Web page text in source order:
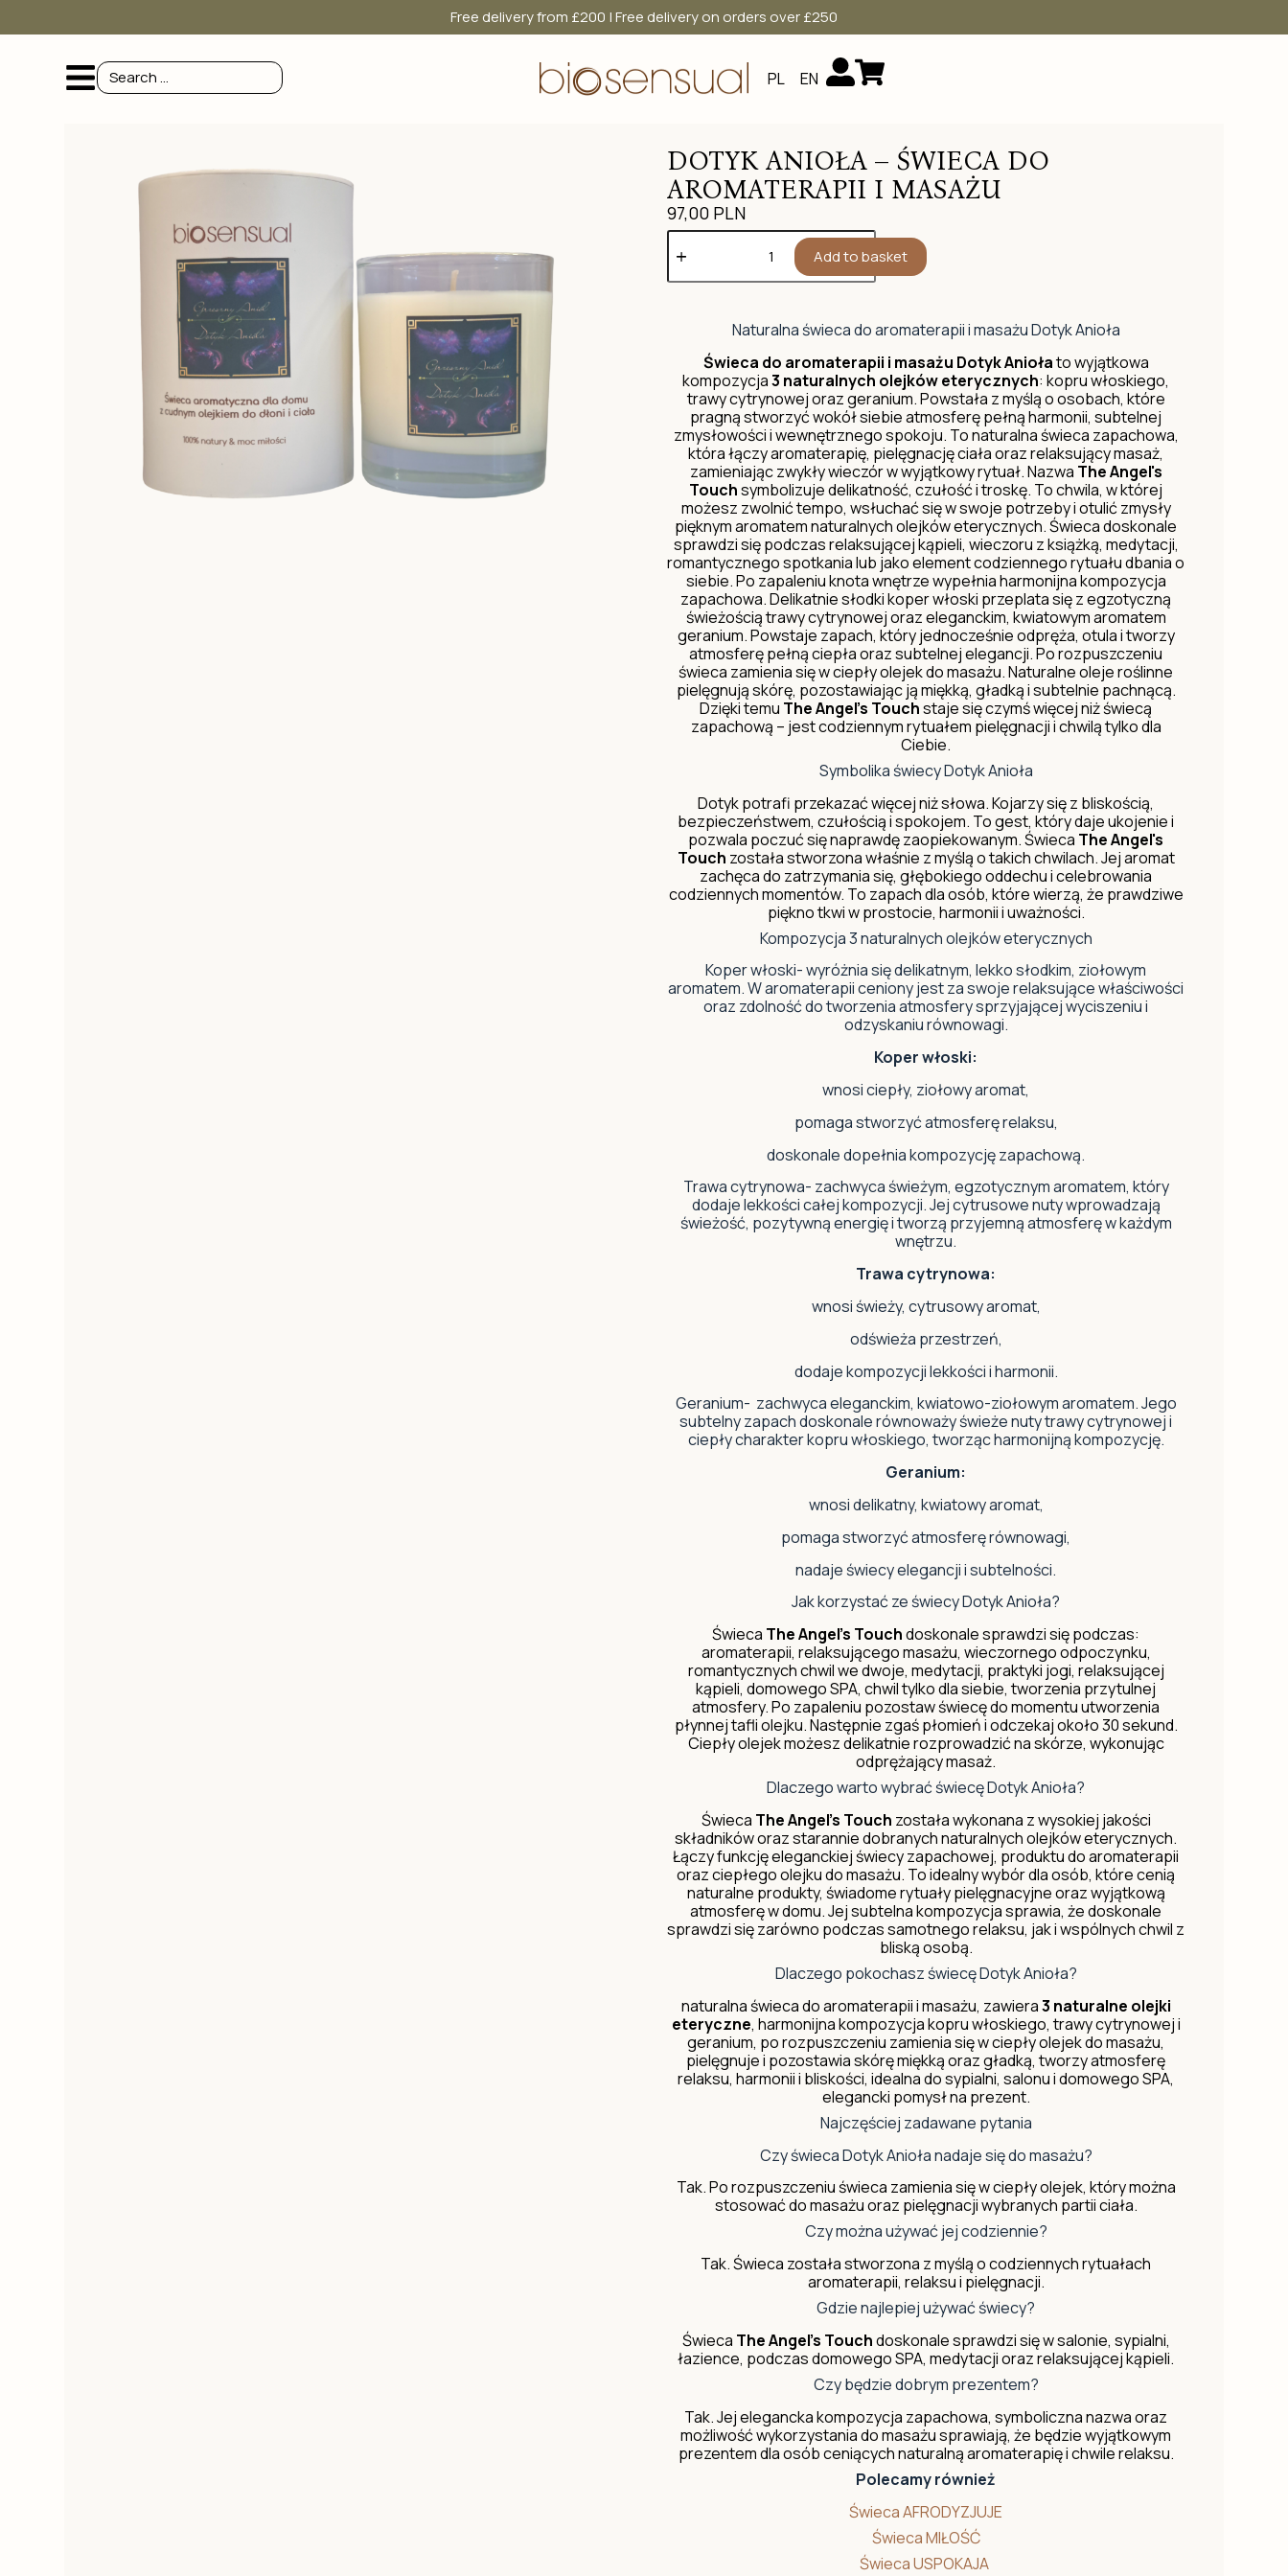
Free delivery from £200 | Free delivery on orders over £250
PL EN
DOTYK ANIOŁA – ŚWIECA DO
AROMATERAPII I MASAŻU
97,00 PLN
Add to basket
Naturalna świeca do aromaterapii i masażu Dotyk Anioła
Świeca do aromaterapii i masażu Dotyk Aniołato wyjątkowa
kompozycja3 naturalnych olejków eterycznych: kopru włoskiego,
trawy cytrynowej oraz geranium. Powstała z myślą o osobach, które
pragną stworzyć wokół siebie atmosferę pełną harmonii, subtelnej
zmysłowości i wewnętrznego spokoju. To naturalna świeca zapachowa,
która łączy aromaterapię, pielęgnację ciała oraz relaksujący masaż,
zamieniając zwykły wieczór w wyjątkowy rytuał. Nazwa The Angel's
Touchsymbolizuje delikatność, czułość i troskę. To chwila, w której
możesz zwolnić tempo, wsłuchać się w swoje potrzeby i otulić zmysły
pięknym aromatem naturalnych olejków eterycznych. Świeca doskonale
sprawdzi się podczas relaksującej kąpieli, wieczoru z książką, medytacji,
romantycznego spotkania lub jako element codziennego rytuału dbania o
siebie. Po zapaleniu knota wnętrze wypełnia harmonijna kompozycja
zapachowa. Delikatnie słodki koper włoski przeplata się z egzotyczną
świeżością trawy cytrynowej oraz eleganckim, kwiatowym aromatem
geranium. Powstaje zapach, który jednocześnie odpręża, otula i tworzy
atmosferę pełną ciepła oraz subtelnej elegancji. Po rozpuszczeniu
świeca zamienia się w ciepły olejek do masażu. Naturalne oleje roślinne
pielęgnują skórę, pozostawiając ją miękką, gładką i subtelnie pachnącą.
Dzięki temu The Angel's Touchstaje się czymś więcej niż świecą
zapachową – jest codziennym rytuałem pielęgnacji i chwilą tylko dla
Ciebie.
Symbolika świecy Dotyk Anioła
Dotyk potrafi przekazać więcej niż słowa. Kojarzy się z bliskością,
bezpieczeństwem, czułością i spokojem. To gest, który daje ukojenie i
pozwala poczuć się naprawdę zaopiekowanym. Świeca The Angel's
Touch została stworzona właśnie z myślą o takich chwilach. Jej aromat
zachęca do zatrzymania się, głębokiego oddechu i celebrowania
codziennych momentów. To zapach dla osób, które wierzą, że prawdziwe
piękno tkwi w prostocie, harmonii i uważności.
Kompozycja 3 naturalnych olejków eterycznych
Koper włoski- wyróżnia się delikatnym, lekko słodkim, ziołowym
aromatem. W aromaterapii ceniony jest za swoje relaksujące właściwości
oraz zdolność do tworzenia atmosfery sprzyjającej wyciszeniu i
odzyskaniu równowagi.
Koper włoski:
wnosi ciepły, ziołowy aromat,
pomaga stworzyć atmosferę relaksu,
doskonale dopełnia kompozycję zapachową.
Trawa cytrynowa- zachwyca świeżym, egzotycznym aromatem, który
dodaje lekkości całej kompozycji. Jej cytrusowe nuty wprowadzają
świeżość, pozytywną energię i tworzą przyjemną atmosferę w każdym
wnętrzu.
Trawa cytrynowa:
wnosi świeży, cytrusowy aromat,
odświeża przestrzeń,
dodaje kompozycji lekkości i harmonii.
Geranium- zachwyca eleganckim, kwiatowo-ziołowym aromatem. Jego
subtelny zapach doskonale równoważy świeże nuty trawy cytrynowej i
ciepły charakter kopru włoskiego, tworząc harmonijną kompozycję.
Geranium:
wnosi delikatny, kwiatowy aromat,
pomaga stworzyć atmosferę równowagi,
nadaje świecy elegancji i subtelności.
Jak korzystać ze świecy Dotyk Anioła?
Świeca The Angel's Touchdoskonale sprawdzi się podczas:
aromaterapii, relaksującego masażu, wieczornego odpoczynku,
romantycznych chwil we dwoje, medytacji, praktyki jogi, relaksującej
kąpieli, domowego SPA, chwil tylko dla siebie, tworzenia przytulnej
atmosfery. Po zapaleniu pozostaw świecę do momentu utworzenia
płynnej tafli olejku. Następnie zgaś płomień i odczekaj około 30 sekund.
Ciepły olejek możesz delikatnie rozprowadzić na skórze, wykonując
odprężający masaż.
Dlaczego warto wybrać świecę Dotyk Anioła?
Świeca The Angel's Touch została wykonana z wysokiej jakości
składników oraz starannie dobranych naturalnych olejków eterycznych.
Łączy funkcję eleganckiej świecy zapachowej, produktu do aromaterapii
oraz ciepłego olejku do masażu. To idealny wybór dla osób, które cenią
naturalne produkty, świadome rytuały pielęgnacyjne oraz wyjątkową
atmosferę w domu. Jej subtelna kompozycja sprawia, że doskonale
sprawdzi się zarówno podczas samotnego relaksu, jak i wspólnych chwil z
bliską osobą.
Dlaczego pokochasz świecę Dotyk Anioła?
naturalna świeca do aromaterapii i masażu, zawiera3 naturalne olejki
eteryczne, harmonijna kompozycja kopru włoskiego, trawy cytrynowej i
geranium, po rozpuszczeniu zamienia się w ciepły olejek do masażu,
pielęgnuje i pozostawia skórę miękką oraz gładką, tworzy atmosferę
relaksu, harmonii i bliskości, idealna do sypialni, salonu i domowego SPA,
elegancki pomysł na prezent.
Najczęściej zadawane pytania
Czy świeca Dotyk Anioła nadaje się do masażu?
Tak. Po rozpuszczeniu świeca zamienia się w ciepły olejek, który można
stosować do masażu oraz pielęgnacji wybranych partii ciała.
Czy można używać jej codziennie?
Tak. Świeca została stworzona z myślą o codziennych rytuałach
aromaterapii, relaksu i pielęgnacji.
Gdzie najlepiej używać świecy?
Świeca The Angel's Touchdoskonale sprawdzi się w salonie, sypialni,
łazience, podczas domowego SPA, medytacji oraz relaksującej kąpieli.
Czy będzie dobrym prezentem?
Tak. Jej elegancka kompozycja zapachowa, symboliczna nazwa oraz
możliwość wykorzystania do masażu sprawiają, że będzie wyjątkowym
prezentem dla osób ceniących naturalną aromaterapię i chwile relaksu.
Polecamy również
Świeca AFRODYZJUJE
Świeca MIŁOŚĆ
Świeca USPOKAJA